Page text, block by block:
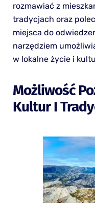
rozmawiać z
tradycjach oraz
miejsca do
narzędziem
w lokalne życie i
Możliwość
Kultur I